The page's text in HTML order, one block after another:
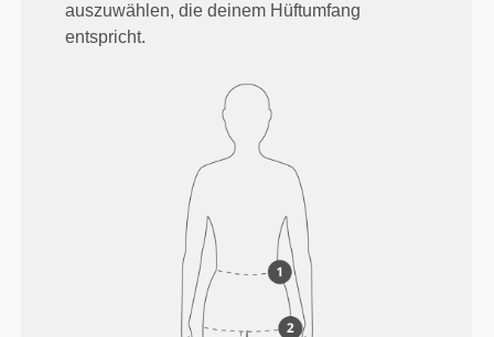
auszuwählen, die deinem Hüftumfang
entspricht.